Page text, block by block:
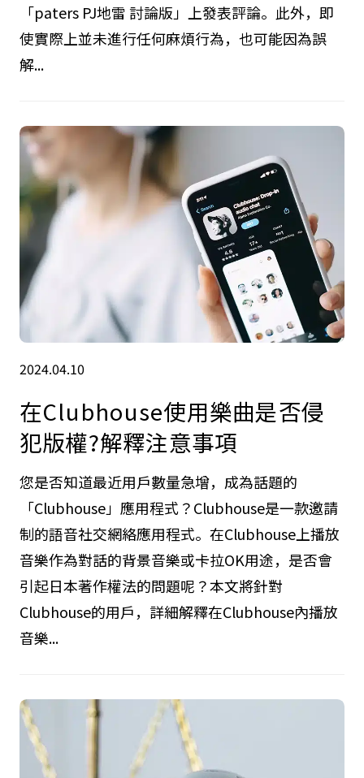
「paters PJ地雷 討論版」上發表評論。此外，即
使實際上並未進行任何麻煩行為，也可能因為誤
解...
2024.04.10
在Clubhouse使用樂曲是否侵
犯版權?解釋注意事項
您是否知道最近用戶數量急增，成為話題的
「Clubhouse」應用程式？Clubhouse是一款邀請
制的語音社交網絡應用程式。在Clubhouse上播放
音樂作為對話的背景音樂或卡拉OK用途，是否會
引起日本著作權法的問題呢？本文將針對
Clubhouse的用戶，詳細解釋在Clubhouse內播放
音樂...